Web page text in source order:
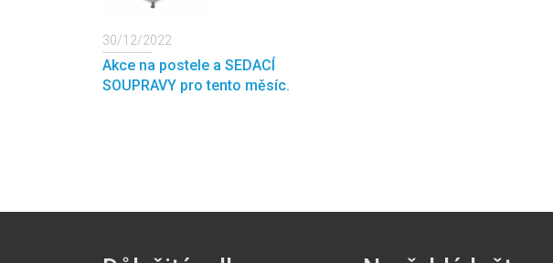
30/12/2022
Akce na postele a SEDACÍ
SOUPRAVY pro tento měsíc.